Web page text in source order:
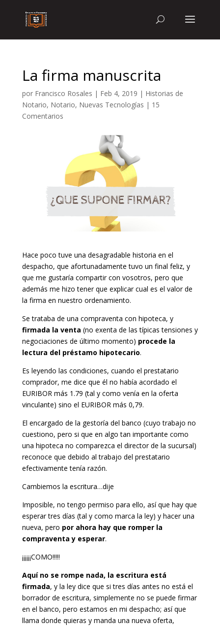
La firma manuscrita
por Francisco Rosales | Feb 4, 2019 | Historias de
Notario, Notario, Nuevas Tecnologías | 15
Comentarios
Hace poco tuve una desagradable historia en el
despacho, que afortunadamente tuvo un final feliz, y
que me gustaría compartir con vosotros, pero que
además me hizo tener que explicar cual es el valor de
la firma en nuestro ordenamiento.
Se trataba de una compraventa con hipoteca, y
firmada la venta (no exenta de las típicas tensiones y
negociaciones de último momento) procede la
lectura del préstamo hipotecario.
Es leyendo las condiciones, cuando el prestatario
comprador, me dice que él no había acordado el
EURIBOR más 1.79 (tal y como venía en la oferta
vinculante) sino el EURIBOR más 0,79.
El encargado de la gestoría del banco (cuyo trabajo no
cuestiono, pero si que en algo tan importante como
una hipoteca no comparezca el director de la sucursal)
reconoce que debido al trabajo del prestatario
efectivamente tenía razón.
Cambiemos la escritura…dije
Imposible, no tengo permiso para ello, así que hay que
esperar tres días (tal y como marca la ley) y hacer una
nueva, pero por ahora hay que romper la
compraventa y esperar.
¡¡¡¡¡¡COMO!!!!!
Aquí no se rompe nada, la escritura está
firmada, y la ley dice que si tres días antes no está el
borrador de escritura, simplemente no se puede firmar
en el banco, pero estamos en mi despacho; así que
llama donde quieras y manda una nueva oferta,